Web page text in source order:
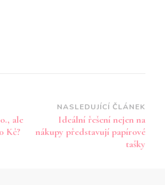
ale
Kč?
NASLEDUJÍCÍ ČLÁNEK
Ideální řešení nejen na
nákupy představují papírové
tašky